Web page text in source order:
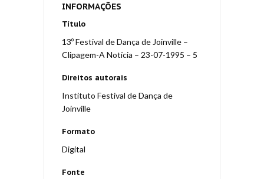
INFORMAÇÕES
Título
13º Festival de Dança de Joinville –
Clipagem-A Notícia – 23-07-1995 – 5
Direitos autorais
Instituto Festival de Dança de
Joinville
Formato
Digital
Fonte